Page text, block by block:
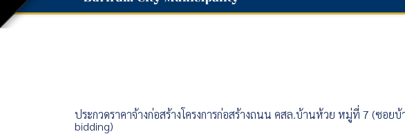
ประกวดราคาจ้างก่อสร้างโครงการก่อสร้างถนน คสล.บ้านห้วย หมู่ที่ 7 (ซอย
bidding)